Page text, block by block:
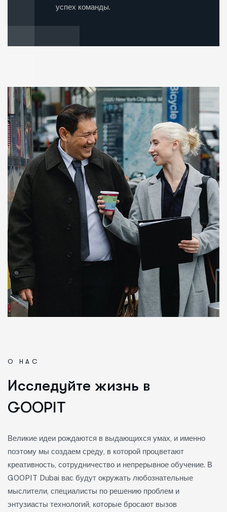
успех команды.
О НАС
Исследуйте жизнь в
GOOPIT
Великие идеи рождаются в выдающихся умах, и именно
поэтому мы создаем среду, в которой процветают
креативность, сотрудничество и непрерывное обучение. В
GOOPIT Dubai вас будут окружать любознательные
мыслители, специалисты по решению проблем и
энтузиасты технологий, которые бросают вызов